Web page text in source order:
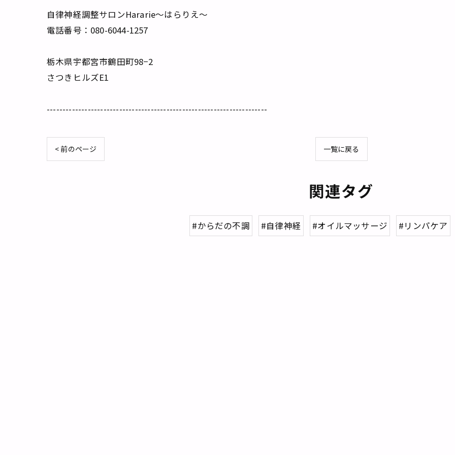
自律神経調整サロンHararie〜はらりえ〜
電話番号：080-6044-1257
栃木県宇都宮市鶴田町98−2
さつきヒルズE1
----------------------------------------------------------------------
< 前のページ 一覧に戻る
関連タグ
#からだの不調 #自律神経 #オイルマッサージ #リンパケア